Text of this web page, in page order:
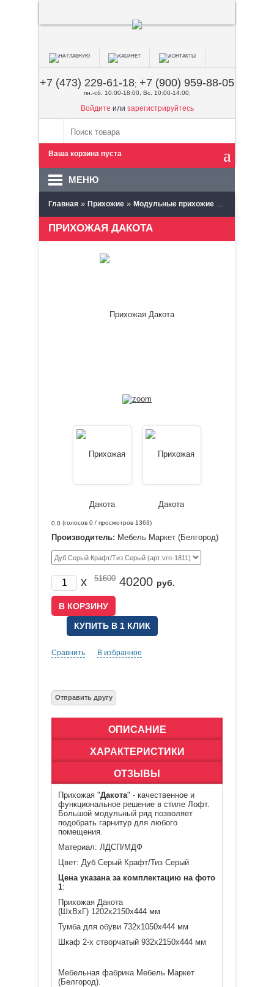
+7 (473) 229-61-18; +7 (900) 959-88-05
пн.-сб. 10:00-18:00, Вс. 10:00-14:00,
Войдите или зарегистрируйтесь
Ваша корзина пуста
МЕНЮ
Главная » Прихожие » Модульные прихожие Мебель
ПРИХОЖАЯ ДАКОТА
0.0 (голосов 0 / просмотров 1363)
Производитель: Мебель Маркет (Белгород)
x 51600 40200 руб.
КУПИТЬ В 1 КЛИК
Сравнить В избранное
ОПИСАНИЕ
ХАРАКТЕРИСТИКИ
ОТЗЫВЫ
Прихожая "Дакота" - качественное и
функциональное решение в стиле Лофт.
Большой модульный ряд позволяет
подобрать гарнитур для любого
помещения.
Материал: ЛДСП/МДФ
Цвет: Дуб Серый Крафт/Тиз Серый
Цена указана за комплектацию на фото
1:
Прихожая Дакота
(ШхВхГ) 1202х2150х444 мм
Тумба для обуви 732х1050х444 мм
Шкаф 2-х створчатый 932х2150х444 мм
Мебельная фабрика Мебель Маркет
(Белгород).